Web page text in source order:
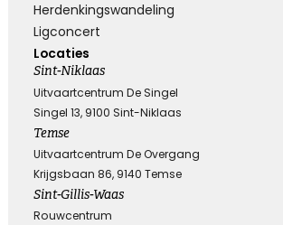
Herdenkings­wandeling
Ligconcert
Locaties
Sint-Niklaas
Uitvaartcentrum De Singel
Singel 13, 9100 Sint-Niklaas
Temse
Uitvaartcentrum De Overgang
Krijgsbaan 86, 9140 Temse
Sint-Gillis-Waas
Rouwcentrum